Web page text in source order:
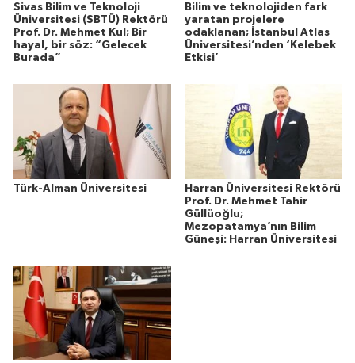
Sivas Bilim ve Teknoloji
Üniversitesi (SBTÜ) Rektörü
Prof. Dr. Mehmet Kul; Bir
hayal, bir söz: “Gelecek
Burada”
Bilim ve teknolojiden fark
yaratan projelere
odaklanan; İstanbul Atlas
Üniversitesi’nden ‘Kelebek
Etkisi’
Türk-Alman Üniversitesi
Harran Üniversitesi Rektörü
Prof. Dr. Mehmet Tahir
Güllüoğlu;
Mezopatamya’nın Bilim
Güneşi: Harran Üniversitesi